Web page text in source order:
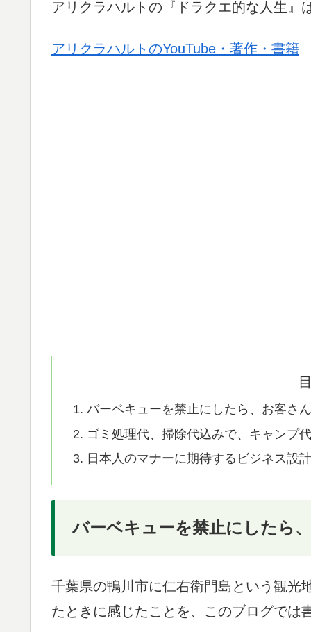
アリクラハルトの『ドラクエ的な人生』
アリクラハルトのYouTube・著作・書籍
バーベキューを禁止にしたら、お客さ
ゴミ処理代、掃除代込みで、キャンプ
日本人のマナーに期待するビジネス設
バーベキューを禁止にしたら
千葉県の鴨川市に仁右衛門島という観光
たときに感じたことを、このブログでは